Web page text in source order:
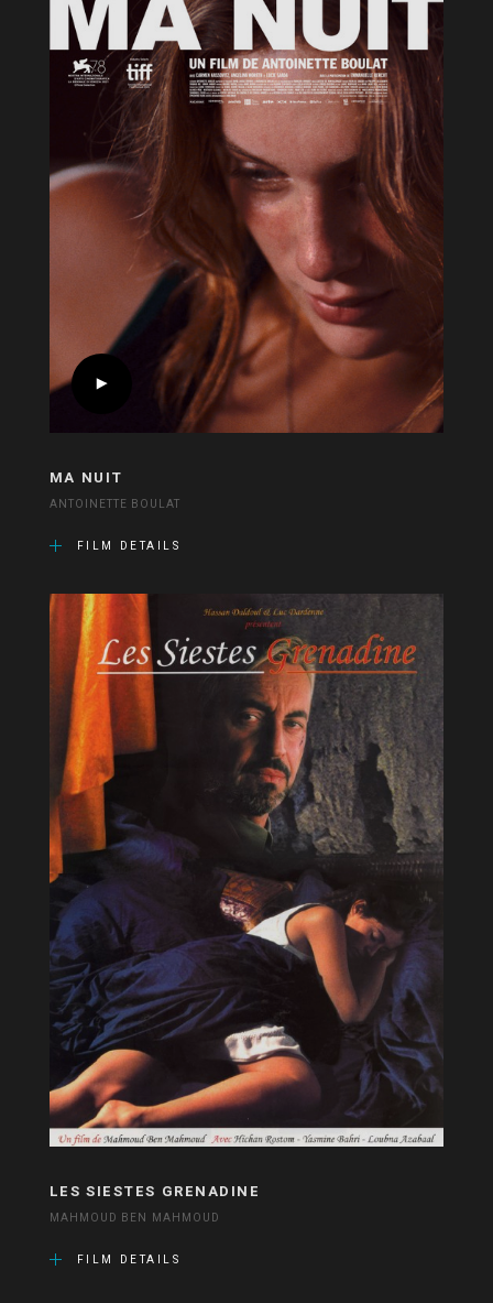
MA NUIT
ANTOINETTE BOULAT
FILM DETAILS
LES SIESTES GRENADINE
MAHMOUD BEN MAHMOUD
FILM DETAILS